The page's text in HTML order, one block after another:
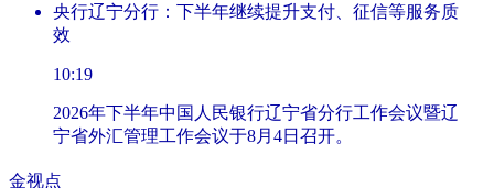
央行辽宁分行：下半年继续提升支付、征信等服务质
效
10:19
2026年下半年中国人民银行辽宁省分行工作会议暨辽
宁省外汇管理工作会议于8月4日召开。
金视点